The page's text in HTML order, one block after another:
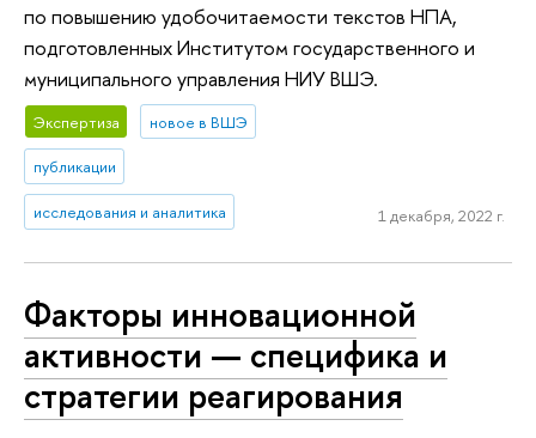
по повышению удобочитаемости текстов НПА,
подготовленных Институтом государственного и
муниципального управления НИУ ВШЭ.
Экспертиза новое в ВШЭ
публикации
исследования и аналитика 1 декабря, 2022 г.
Факторы инновационной
активности — специфика и
стратегии реагирования